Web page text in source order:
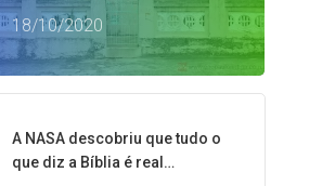
18/10/2020
A NASA descobriu que tudo o
que diz a Bíblia é real…